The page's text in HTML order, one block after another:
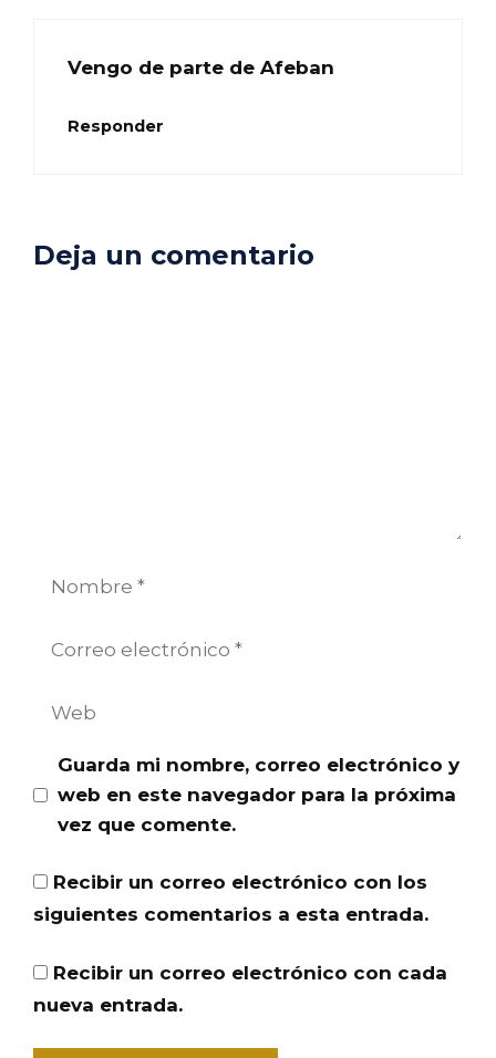
Vengo de parte de Afeban
Responder
Deja un comentario
Nombre
Guarda mi nombre, correo electrónico y
web en este navegador para la próxima
vez que comente.
Recibir un correo electrónico con los
siguientes comentarios a esta entrada.
Recibir un correo electrónico con cada
nueva entrada.